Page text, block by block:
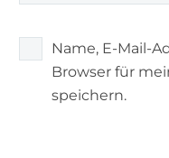
Name, E-Mail-
Browser für
speichern.